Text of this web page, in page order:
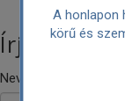
Írj nekünk!
Neved
A honlapon
körű és